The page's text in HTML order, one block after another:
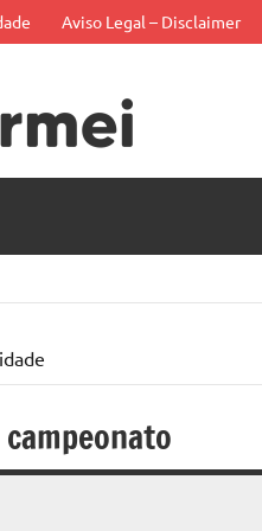
Aviso Legal – Disclaimer